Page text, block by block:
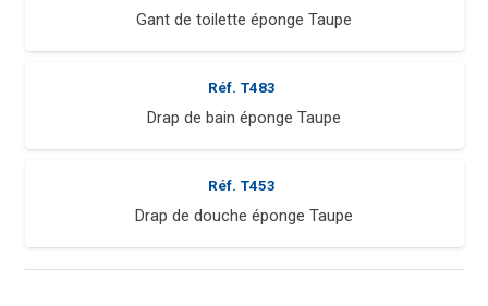
Gant de toilette éponge Taupe
Réf. T483
Drap de bain éponge Taupe
Réf. T453
Drap de douche éponge Taupe